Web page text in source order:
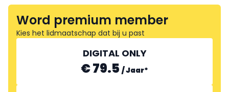
CONSTRUX
Word premium member
Kies het lidmaatschap dat bij u past
DIGITAL ONLY
€ 79.5 /Jaar*